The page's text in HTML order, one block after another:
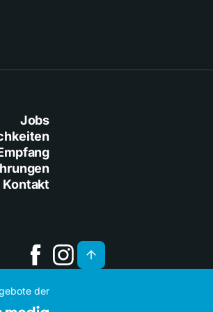
Jobs
Kontakt
der